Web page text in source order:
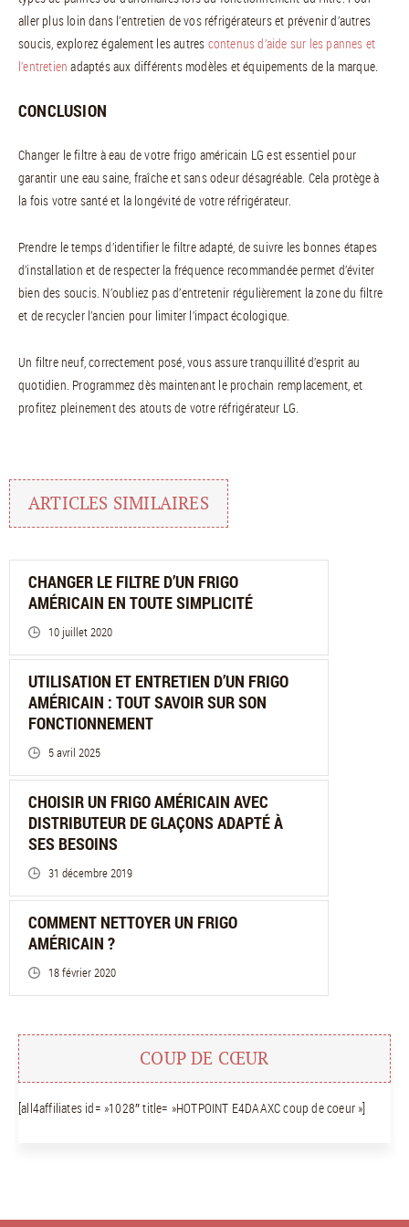
aller plus loin dans l’entretien de vos réfrigérateurs et prévenir d’autres
soucis, explorez également les autres contenus d’aide sur les pannes et
l’entretien adaptés aux différents modèles et équipements de la marque.
CONCLUSION
Changer le filtre à eau de votre frigo américain LG est essentiel pour
garantir une eau saine, fraîche et sans odeur désagréable. Cela protège à
la fois votre santé et la longévité de votre réfrigérateur.
Prendre le temps d’identifier le filtre adapté, de suivre les bonnes étapes
d’installation et de respecter la fréquence recommandée permet d’éviter
bien des soucis. N’oubliez pas d’entretenir régulièrement la zone du filtre
et de recycler l’ancien pour limiter l’impact écologique.
Un filtre neuf, correctement posé, vous assure tranquillité d’esprit au
quotidien. Programmez dès maintenant le prochain remplacement, et
profitez pleinement des atouts de votre réfrigérateur LG.
ARTICLES SIMILAIRES
CHANGER LE FILTRE D’UN FRIGO
AMÉRICAIN EN TOUTE SIMPLICITÉ
10 juillet 2020
UTILISATION ET ENTRETIEN D’UN FRIGO
AMÉRICAIN : TOUT SAVOIR SUR SON
FONCTIONNEMENT
5 avril 2025
CHOISIR UN FRIGO AMÉRICAIN AVEC
DISTRIBUTEUR DE GLAÇONS ADAPTÉ À
SES BESOINS
31 décembre 2019
COMMENT NETTOYER UN FRIGO
AMÉRICAIN ?
18 février 2020
COUP DE CŒUR
[all4affiliates id= »1028″ title= »HOTPOINT E4DAAXC coup de coeur »]